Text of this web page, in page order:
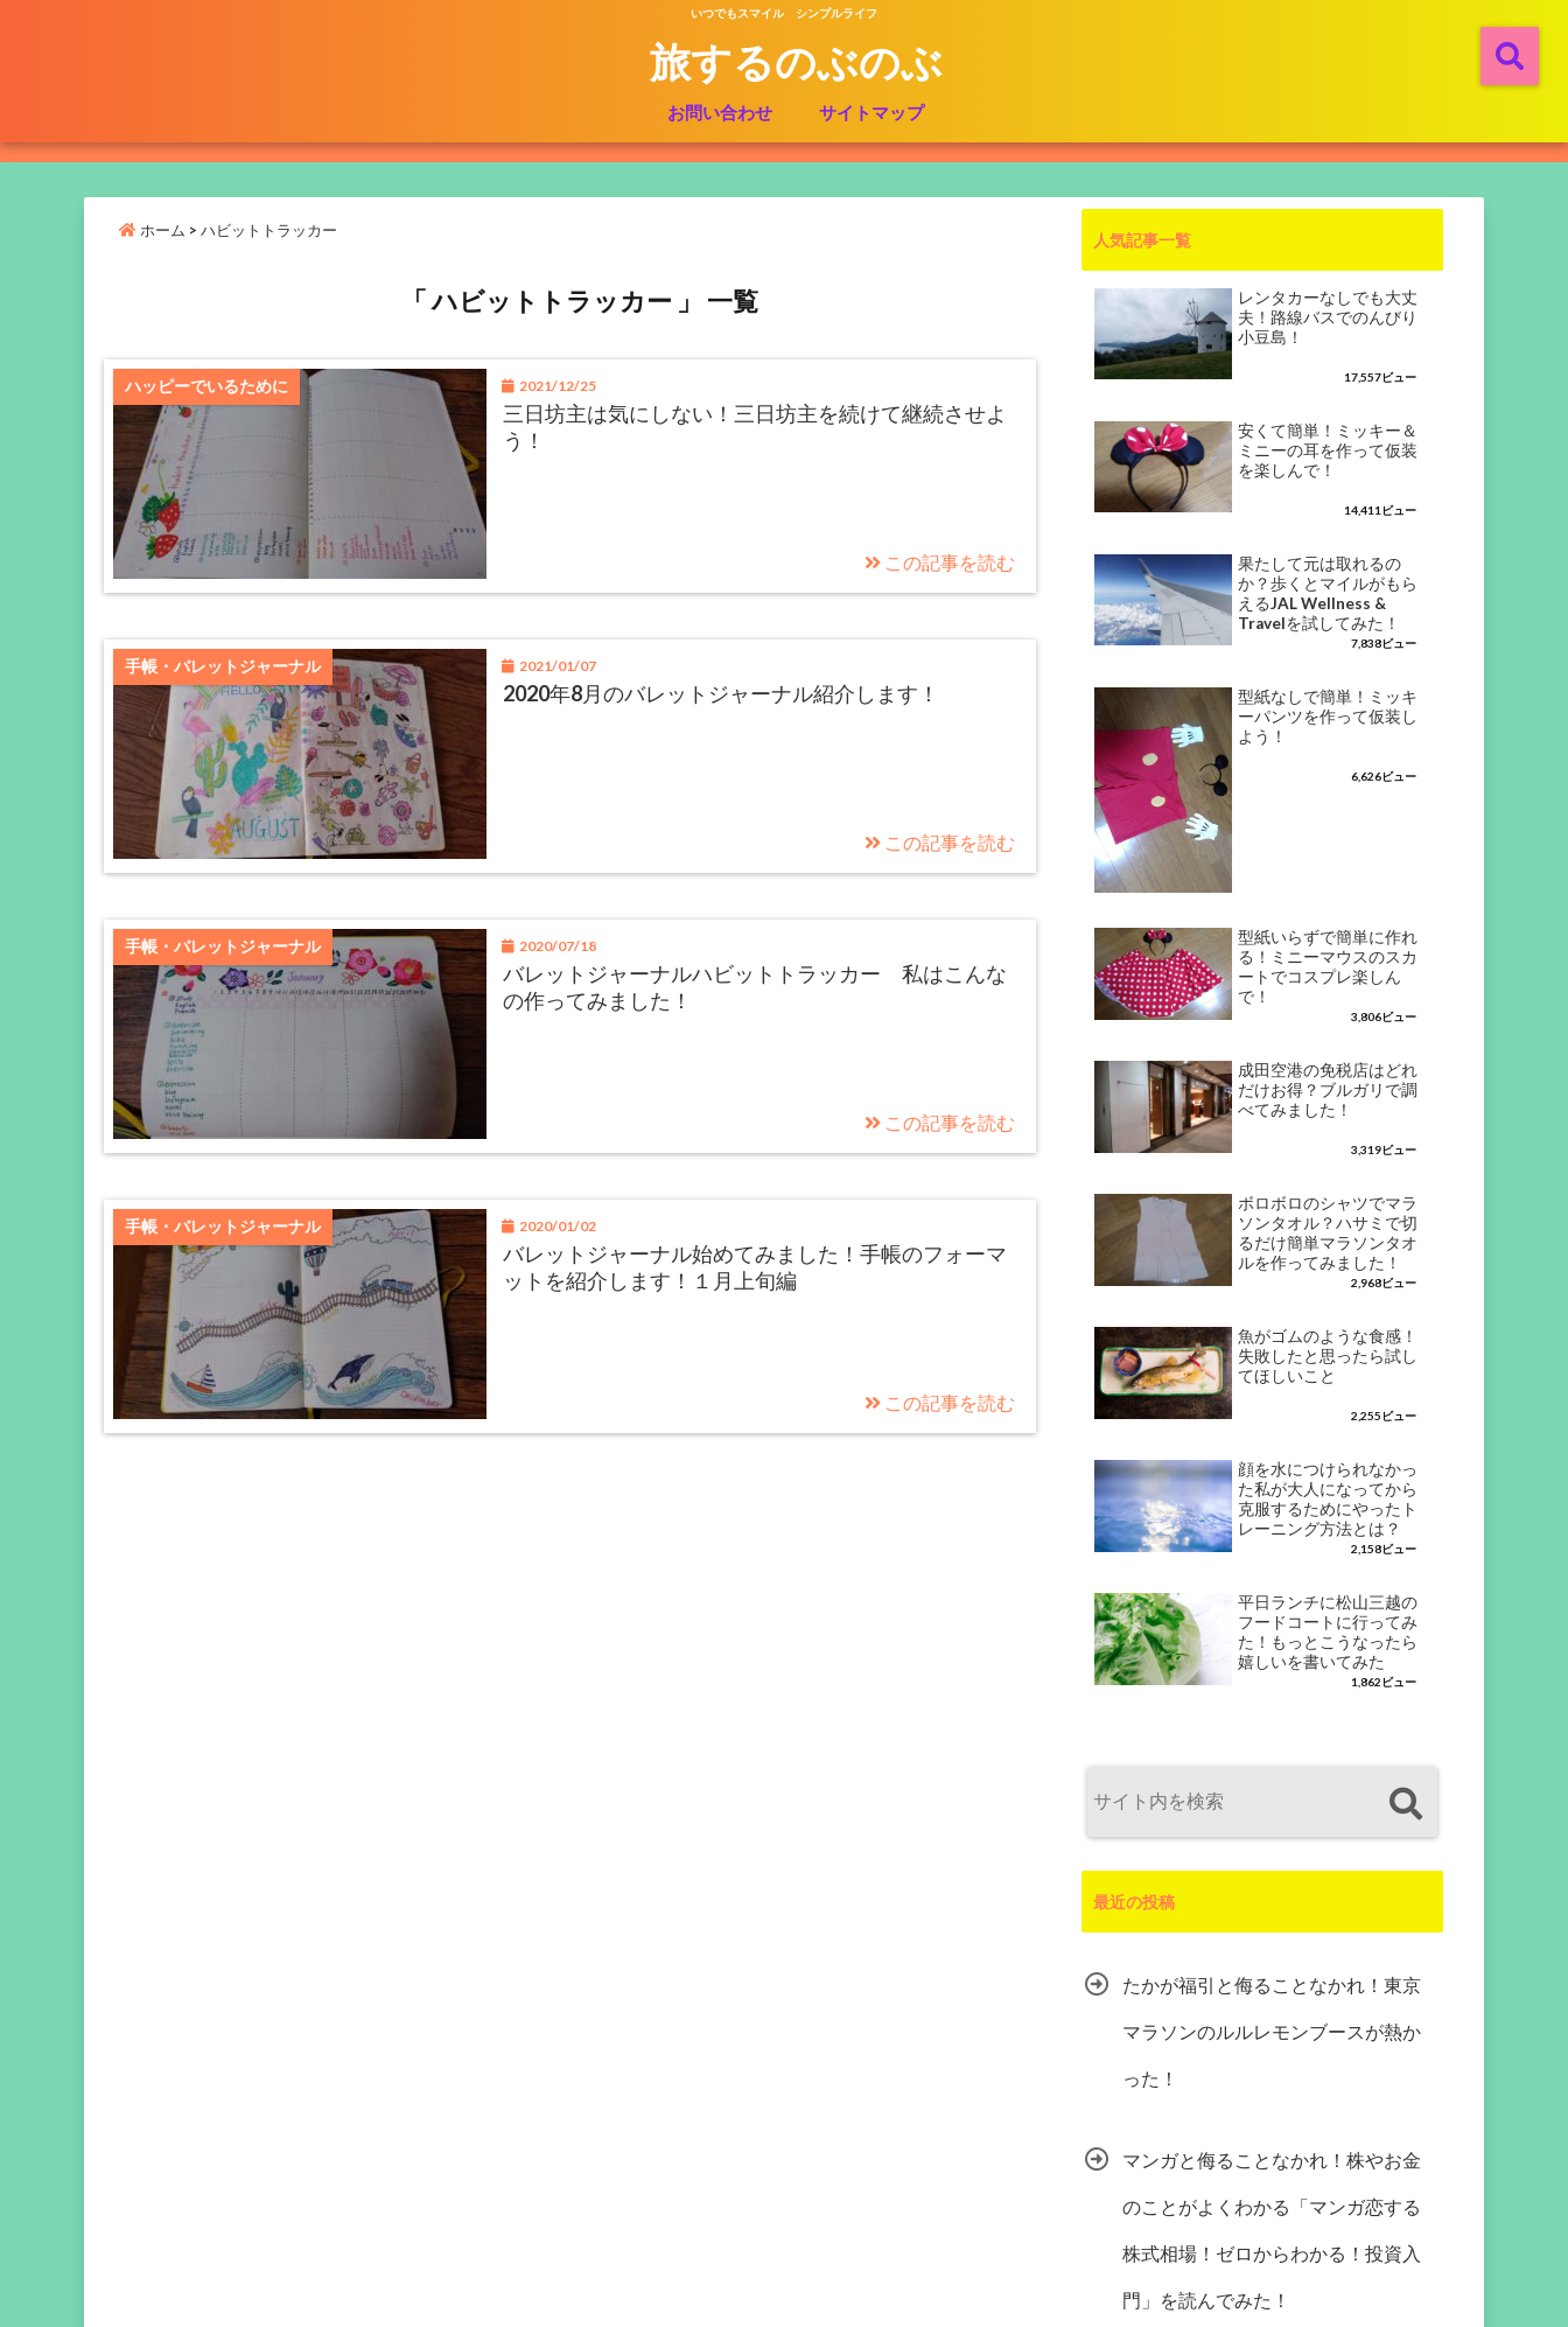
いつでもスマイル シンプルライフ
旅するのぶのぶ
お問い合わせ サイトマップ
ホーム > ハビットトラッカー
「 ハビットトラッカー 」 一覧
ハッピーでいるために 2021/12/25
三日坊主は気にしない！三日坊主を続けて継続させよ
う！
この記事を読む
手帳・バレットジャーナル 2021/01/07
2020年8月のバレットジャーナル紹介します！
この記事を読む
手帳・バレットジャーナル 2020/07/18
バレットジャーナルハビットトラッカー 私はこんな
の作ってみました！
この記事を読む
手帳・バレットジャーナル 2020/01/02
バレットジャーナル始めてみました！手帳のフォーマ
ットを紹介します！１月上旬編
この記事を読む
人気記事一覧
レンタカーなしでも大丈
夫！路線バスでのんびり
小豆島！
17,557ビュー
安くて簡単！ミッキー＆
ミニーの耳を作って仮装
を楽しんで！
14,411ビュー
果たして元は取れるの
か？歩くとマイルがもら
えるJAL Wellness &
Travelを試してみた！
7,838ビュー
型紙なしで簡単！ミッキ
ーパンツを作って仮装し
よう！
6,626ビュー
型紙いらずで簡単に作れ
る！ミニーマウスのスカ
ートでコスプレ楽しん
で！
3,806ビュー
成田空港の免税店はどれ
だけお得？ブルガリで調
べてみました！
3,319ビュー
ボロボロのシャツでマラ
ソンタオル？ハサミで切
るだけ簡単マラソンタオ
ルを作ってみました！
2,968ビュー
魚がゴムのような食感！
失敗したと思ったら試し
てほしいこと
2,255ビュー
顔を水につけられなかっ
た私が大人になってから
克服するためにやったト
レーニング方法とは？
2,158ビュー
平日ランチに松山三越の
フードコートに行ってみ
た！もっとこうなったら
嬉しいを書いてみた
1,862ビュー
最近の投稿
たかが福引と侮ることなかれ！東京
マラソンのルルレモンブースが熱か
った！
マンガと侮ることなかれ！株やお金
のことがよくわかる「マンガ恋する
株式相場！ゼロからわかる！投資入
門」を読んでみた！